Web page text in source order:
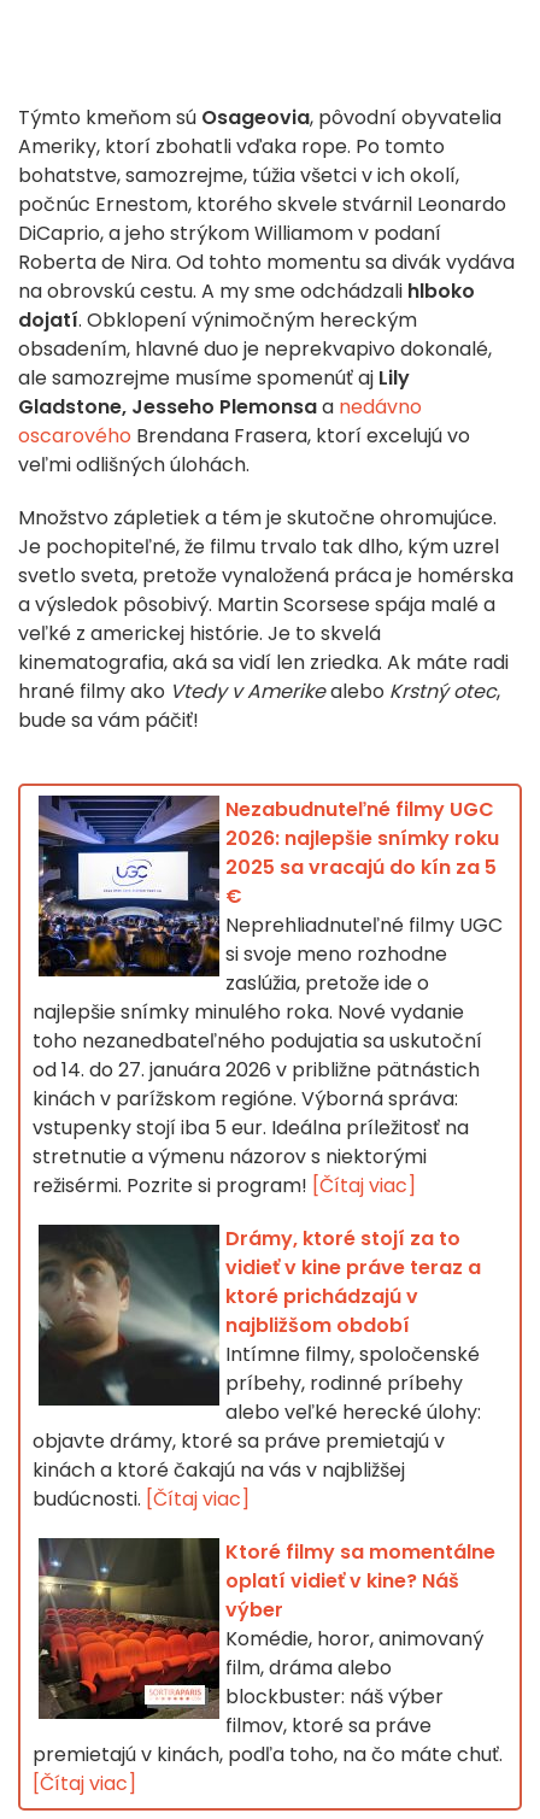
Týmto kmeňom sú Osageovia, pôvodní obyvatelia
Ameriky, ktorí zbohatli vďaka rope. Po tomto
bohatstve, samozrejme, túžia všetci v ich okolí,
počnúc Ernestom, ktorého skvele stvárnil Leonardo
DiCaprio, a jeho strýkom Williamom v podaní
Roberta de Nira. Od tohto momentu sa divák vydáva
na obrovskú cestu. A my sme odchádzali hlboko
dojatí. Obklopení výnimočným hereckým
obsadením, hlavné duo je neprekvapivo dokonalé,
ale samozrejme musíme spomenúť aj Lily
Gladstone, Jesseho Plemonsaa nedávno
oscarového Brendana Frasera, ktorí excelujú vo
veľmi odlišných úlohách.
Množstvo zápletiek a tém je skutočne ohromujúce.
Je pochopiteľné, že filmu trvalo tak dlho, kým uzrel
svetlo sveta, pretože vynaložená práca je homérska
a výsledok pôsobivý. Martin Scorsese spája malé a
veľké z americkej histórie. Je to skvelá
kinematografia, aká sa vidí len zriedka. Ak máte radi
hrané filmy ako Vtedy v Amerikealebo Krstný otec,
bude sa vám páčiť!
Nezabudnuteľné filmy UGC
2026: najlepšie snímky roku
2025 sa vracajú do kín za 5
€
Neprehliadnuteľné filmy UGC
si svoje meno rozhodne
zaslúžia, pretože ide o
najlepšie snímky minulého roka. Nové vydanie
toho nezanedbateľného podujatia sa uskutoční
od 14. do 27. januára 2026 v približne pätnástich
kinách v parížskom regióne. Výborná správa:
vstupenky stojí iba 5 eur. Ideálna príležitosť na
stretnutie a výmenu názorov s niektorými
režisérmi. Pozrite si program! [Čítaj viac]
Drámy, ktoré stojí za to
vidieť v kine práve teraz a
ktoré prichádzajú v
najbližšom období
Intímne filmy, spoločenské
príbehy, rodinné príbehy
alebo veľké herecké úlohy:
objavte drámy, ktoré sa práve premietajú v
kinách a ktoré čakajú na vás v najbližšej
budúcnosti. [Čítaj viac]
Ktoré filmy sa momentálne
oplatí vidieť v kine? Náš
výber
Komédie, horor, animovaný
film, dráma alebo
blockbuster: náš výber
filmov, ktoré sa práve
premietajú v kinách, podľa toho, na čo máte chuť.
[Čítaj viac]